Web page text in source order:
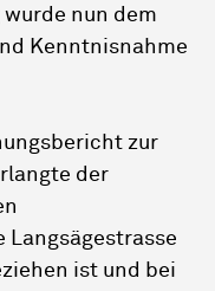
nun dem
Kenntnisnahme
zur
der
Langsägestrasse
ist und bei